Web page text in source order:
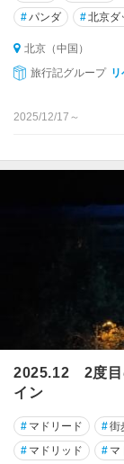
# パンダ #北京ダ
北京（中国）
旅行記グループ
2025/12/17～
2025.12 2度
イン
# マドリード #街
# マドリッド # マ